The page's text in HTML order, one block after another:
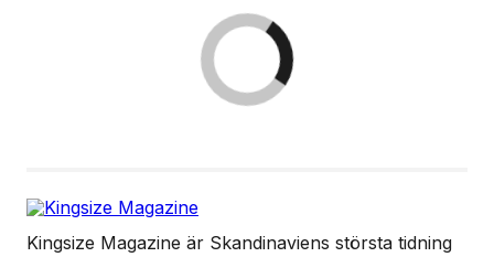
Kingsize Magazine är Skandinaviens största tidning